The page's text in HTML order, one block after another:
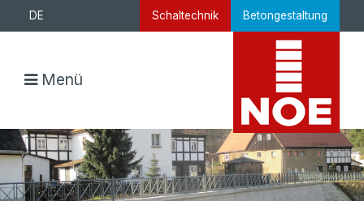
DE Schaltechnik Betongestaltung
Menü